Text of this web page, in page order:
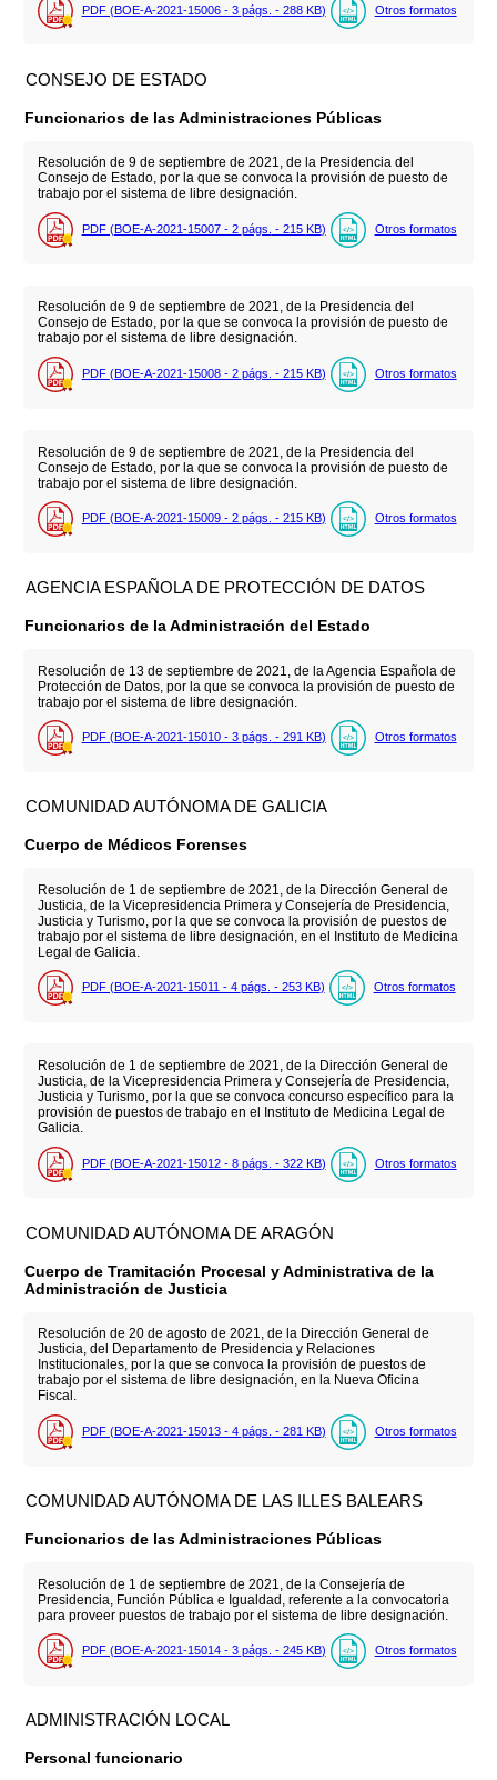
PDF (BOE-A-2021-15006 - 3 págs. - 288 KB) Otros formatos
CONSEJO DE ESTADO
Funcionarios de las Administraciones Públicas
Resolución de 9 de septiembre de 2021, de la Presidencia del
Consejo de Estado, por la que se convoca la provisión de puesto de
trabajo por el sistema de libre designación.
PDF (BOE-A-2021-15007 - 2 págs. - 215 KB) Otros formatos
Resolución de 9 de septiembre de 2021, de la Presidencia del
Consejo de Estado, por la que se convoca la provisión de puesto de
trabajo por el sistema de libre designación.
PDF (BOE-A-2021-15008 - 2 págs. - 215 KB) Otros formatos
Resolución de 9 de septiembre de 2021, de la Presidencia del
Consejo de Estado, por la que se convoca la provisión de puesto de
trabajo por el sistema de libre designación.
PDF (BOE-A-2021-15009 - 2 págs. - 215 KB) Otros formatos
AGENCIA ESPAÑOLA DE PROTECCIÓN DE DATOS
Funcionarios de la Administración del Estado
Resolución de 13 de septiembre de 2021, de la Agencia Española de
Protección de Datos, por la que se convoca la provisión de puesto de
trabajo por el sistema de libre designación.
PDF (BOE-A-2021-15010 - 3 págs. - 291 KB) Otros formatos
COMUNIDAD AUTÓNOMA DE GALICIA
Cuerpo de Médicos Forenses
Resolución de 1 de septiembre de 2021, de la Dirección General de
Justicia, de la Vicepresidencia Primera y Consejería de Presidencia,
Justicia y Turismo, por la que se convoca la provisión de puestos de
trabajo por el sistema de libre designación, en el Instituto de Medicina
Legal de Galicia.
PDF (BOE-A-2021-15011 - 4 págs. - 253 KB) Otros formatos
Resolución de 1 de septiembre de 2021, de la Dirección General de
Justicia, de la Vicepresidencia Primera y Consejería de Presidencia,
Justicia y Turismo, por la que se convoca concurso específico para la
provisión de puestos de trabajo en el Instituto de Medicina Legal de
Galicia.
PDF (BOE-A-2021-15012 - 8 págs. - 322 KB) Otros formatos
COMUNIDAD AUTÓNOMA DE ARAGÓN
Cuerpo de Tramitación Procesal y Administrativa de la
Administración de Justicia
Resolución de 20 de agosto de 2021, de la Dirección General de
Justicia, del Departamento de Presidencia y Relaciones
Institucionales, por la que se convoca la provisión de puestos de
trabajo por el sistema de libre designación, en la Nueva Oficina
Fiscal.
PDF (BOE-A-2021-15013 - 4 págs. - 281 KB) Otros formatos
COMUNIDAD AUTÓNOMA DE LAS ILLES BALEARS
Funcionarios de las Administraciones Públicas
Resolución de 1 de septiembre de 2021, de la Consejería de
Presidencia, Función Pública e Igualdad, referente a la convocatoria
para proveer puestos de trabajo por el sistema de libre designación.
PDF (BOE-A-2021-15014 - 3 págs. - 245 KB) Otros formatos
ADMINISTRACIÓN LOCAL
Personal funcionario